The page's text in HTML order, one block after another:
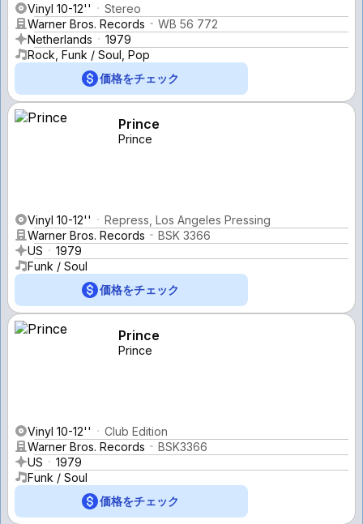
Vinyl 10-12''
Stereo
Warner Bros. Records
WB 56 772
Netherlands
1979
Rock, Funk / Soul, Pop
価格をチェック
Prince
Prince
Vinyl 10-12''
Repress, Los Angeles Pressing
Warner Bros. Records
BSK 3366
US
1979
Funk / Soul
価格をチェック
Prince
Prince
Vinyl 10-12''
Club Edition
Warner Bros. Records
BSK3366
US
1979
Funk / Soul
価格をチェック